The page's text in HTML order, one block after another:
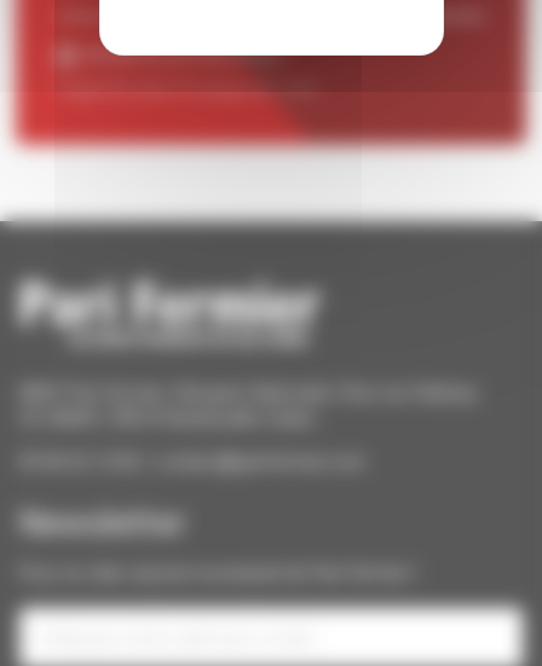
Email du producteur :
hugoetlesabeilles@gmail.com
Newsletter